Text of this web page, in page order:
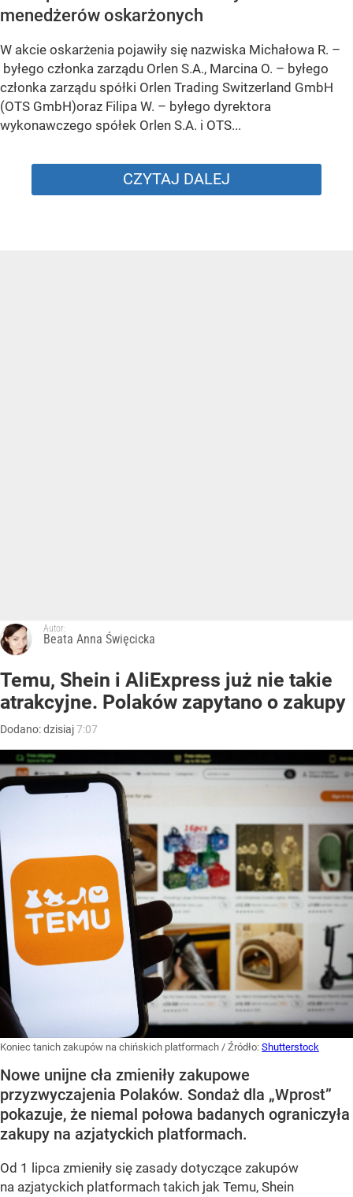
menedżerów oskarżonych
W akcie oskarżenia pojawiły się nazwiska Michałowa R. –
byłego członka zarządu Orlen S.A., Marcina O. – byłego
członka zarządu spółki Orlen Trading Switzerland GmbH
(OTS GmbH)oraz Filipa W. – byłego dyrektora
wykonawczego spółek Orlen S.A. i OTS...
CZYTAJ DALEJ
Autor:
Beata Anna Święcicka
Temu, Shein i AliExpress już nie takie
atrakcyjne. Polaków zapytano o zakupy
Dodano:dzisiaj7:07
Koniec tanich zakupów na chińskich platformach / Źródło: Shutterstock
Nowe unijne cła zmieniły zakupowe
przyzwyczajenia Polaków. Sondaż dla „Wprost”
pokazuje, że niemal połowa badanych ograniczyła
zakupy na azjatyckich platformach.
Od 1 lipca zmieniły się zasady dotyczące zakupów
na azjatyckich platformach takich jak Temu, Shein